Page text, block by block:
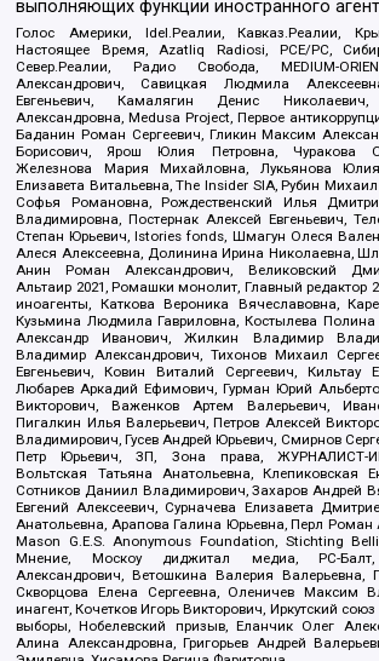
выполняющих функции иностранного
Голос Америки, Idel.Реалии, Кавказ.Реалии,
Настоящее Время, Azatliq Radiosi, PCE/PC,
Север.Реалии, Радио Свобода, MEDIUM-
Александрович, Савицкая Людмила
Евгеньевич, Камалягин Денис
Александровна, Medusa Project, Первое
Баданин Роман Сергеевич, Гликин Максим
Борисович, Ярош Юлия Петровна, Чуракова
Железнова Мария Михайловна, Лукьянова
Елизавета Витальевна, The Insider SIA, Рубин
Софья Романовна, Рождественский Илья
Владимировна, Постернак Алексей Евгеньевич,
Степан Юрьевич, Istories fonds, Шмагун Олеся
Алеся Алексеевна, Долинина Ирина Николаевна,
Анин Роман Александрович, Великовский
Альтаир 2021, Ромашки монолит, Главный редактор
иноагенты, Каткова Вероника Вячеславовна,
Кузьмина Людмила Гавриловна, Костылева
Александр Иванович, Жилкин Владимир
Владимир Александрович, Тихонов Михаил
Евгеньевич, Ковин Виталий Сергеевич, Кильтау
Любарев Аркадий Ефимович, Гурман Юрий
Викторович, Важенков Артем Валерьевич,
Пигалкин Илья Валерьевич, Петров Алексей
Владимирович, Гусев Андрей Юрьевич, Смирнов
Петр Юрьевич, ЗП, Зона права, ЖУРНАЛИСТ-
Вольтская Татьяна Анатольевна, Клепиковская
Сотников Даниил Владимирович, Захаров Андрей
Евгений Алексеевич, Сурначева Елизавета
Анатольевна, Арапова Галина Юрьевна, Перл
Mason G.E.S. Anonymous Foundation, Stichting
Мнение, Москоу диджитал медиа, РС-
Александрович, Ветошкина Валерия Валерьевна,
Скворцова Елена Сергеевна, Оленичев Максим
инагент, Кочетков Игорь Викторович, Иркутский
выборы, Нобелевский призыв, Еланчик Олег
Алина Александровна, Григорьев Андрей